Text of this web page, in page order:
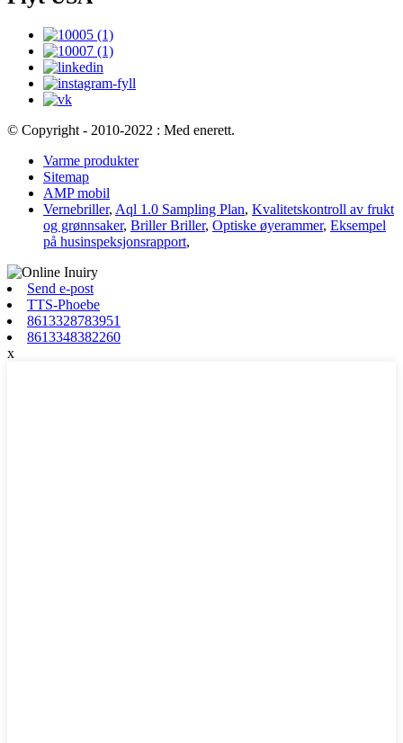
© Copyright - 2010-2022 : Med enerett.
Varme produkter
Sitemap
AMP mobil
Vernebriller, Aql 1.0 Sampling Plan, Kvalitetskontroll av frukt
og grønnsaker, Briller Briller, Optiske øyerammer, Eksempel
på husinspeksjonsrapport,
Send e-post
TTS-Phoebe
8613328783951
8613348382260
x